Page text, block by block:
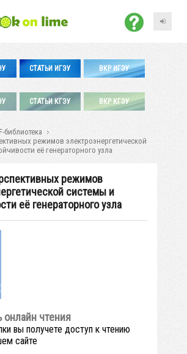
СТАТЬИ ИГЭУ ВКР ИГЭУ
СТАТЬИ КГЭУ ВКР КГЭУ
библиотека
режимов электроэнергетической
её генераторного узла
режимов
системы и
её генераторного узла
онлайн чтения
вы получете доступ к чтению
сайте